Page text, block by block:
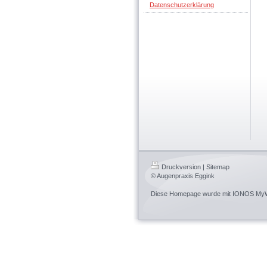
Datenschutzerklärung
Druckversion | Sitemap
© Augenpraxis Eggink
Diese Homepage wurde mit IONOS